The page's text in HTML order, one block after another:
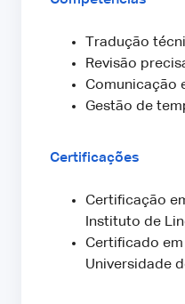
Tradução
Revisão
Comunicação
Gestão de
Certificações
Certificação
Instituto de
Certificado
Universidade